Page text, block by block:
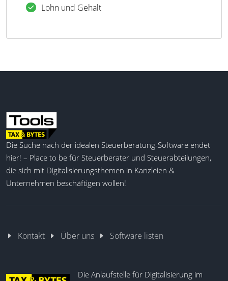
Lohn und Gehalt
Die Suche nach der idealen Steuerberatung-Software endet
hier! – Place to be für Steuerberater und Steuerabteilungen,
die sich mit Digitalisierungsthemen in Kanzleien &
Unternehmen beschäftigen wollen!
Kontakt Über uns Software listen
Die Anlaufstelle für Digitalisierung im